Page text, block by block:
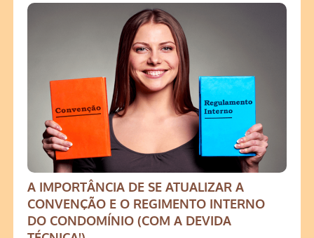
A IMPORTÂNCIA DE SE ATUALIZAR A
CONVENÇÃO E O REGIMENTO INTERNO
DO CONDOMÍNIO (COM A DEVIDA